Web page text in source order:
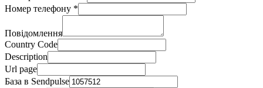
Номер телефону *
Повідомлення
Country Code
Description
Url page
База в Sendpulse